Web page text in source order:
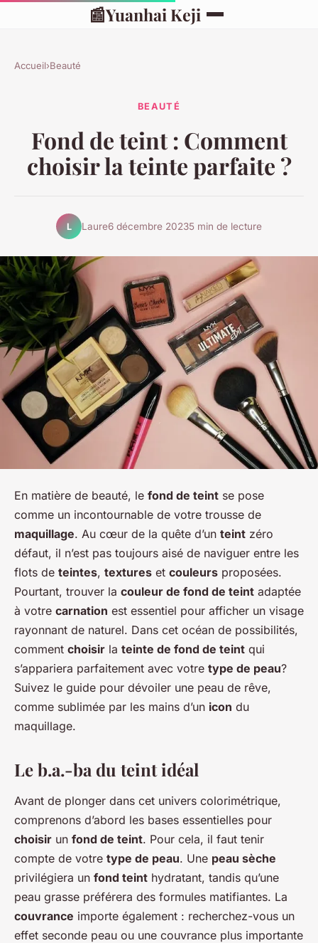
📰Yuanhai Keji
Accueil›Beauté
BEAUTÉ
Fond de teint : Comment
choisir la teinte parfaite ?
L Laure6 décembre 20235 min de lecture
En matière de beauté, le fond de teint se pose
comme un incontournable de votre trousse de
maquillage. Au cœur de la quête d’un teint zéro
défaut, il n’est pas toujours aisé de naviguer entre les
flots de teintes, textures et couleurs proposées.
Pourtant, trouver la couleur de fond de teint adaptée
à votre carnation est essentiel pour afficher un visage
rayonnant de naturel. Dans cet océan de possibilités,
comment choisir la teinte de fond de teint qui
s’appariera parfaitement avec votre type de peau?
Suivez le guide pour dévoiler une peau de rêve,
comme sublimée par les mains d’un icon du
maquillage.
Le b.a.-ba du teint idéal
Avant de plonger dans cet univers colorimétrique,
comprenons d’abord les bases essentielles pour
choisir un fond de teint. Pour cela, il faut tenir
compte de votre type de peau. Une peau sèche
privilégiera un fond teint hydratant, tandis qu’une
peau grasse préférera des formules matifiantes. La
couvrance importe également : recherchez-vous un
effet seconde peau ou une couvrance plus importante